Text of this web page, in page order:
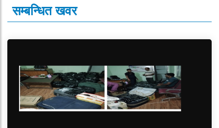
सम्बन्धित खवर